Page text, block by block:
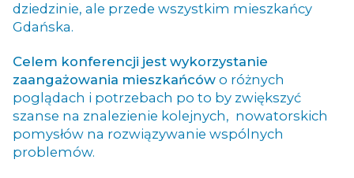
dziedzinie, ale przede wszystkim mieszkańcy
Gdańska.
Celem konferencji jest wykorzystanie
zaangażowania mieszkańców o różnych
poglądach i potrzebach po to by zwiększyć
szanse na znalezienie kolejnych, nowatorskich
pomysłów na rozwiązywanie wspólnych
problemów.